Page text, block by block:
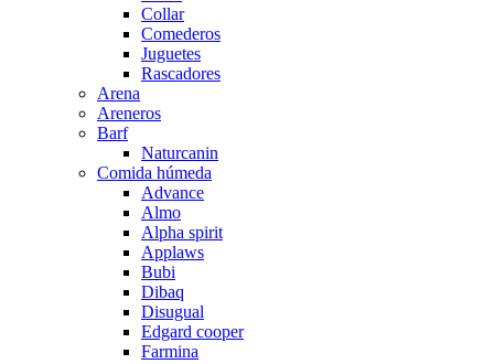
Collar
Comederos
Juguetes
Rascadores
Arena
Areneros
Barf
Naturcanin
Comida húmeda
Advance
Almo
Alpha spirit
Applaws
Bubi
Dibaq
Disugual
Edgard cooper
Farmina